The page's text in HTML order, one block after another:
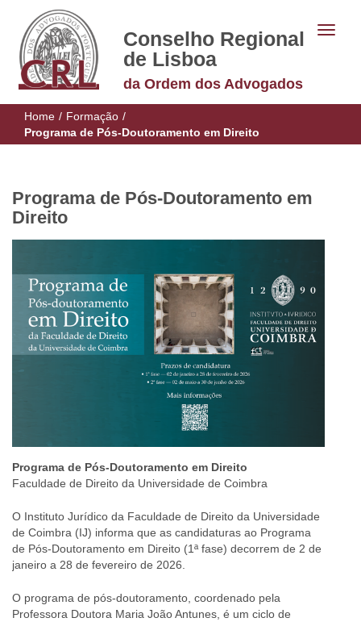
Conselho Regional
de Lisboa
da Ordem dos Advogados
Home / Formação /
Programa de Pós-Doutoramento em Direito
Programa de Pós-Doutoramento em
Direito
Programa de Pós-Doutoramento em Direito
Faculdade de Direito da Universidade de Coimbra
O Instituto Jurídico da Faculdade de Direito da Universidade
de Coimbra (IJ) informa que as candidaturas ao Programa
de Pós-Doutoramento em Direito (1ª fase) decorrem de 2 de
janeiro a 28 de fevereiro de 2026.
O programa de pós-doutoramento, coordenado pela
Professora Doutora Maria João Antunes, é um ciclo de